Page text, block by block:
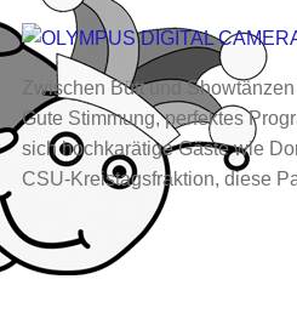
Zwischen Bütt und
Gute Stimmung, perfektes
sich hochkarätige Gäste wie
CSU-Kreistagsfraktion, diese